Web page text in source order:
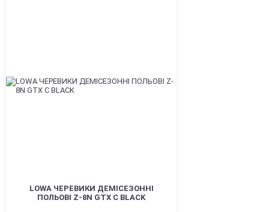
LOWA ЧЕРЕВИКИ ДЕМІСЕЗОННІ
ПОЛЬОВІ Z-8N GTX C BLACK